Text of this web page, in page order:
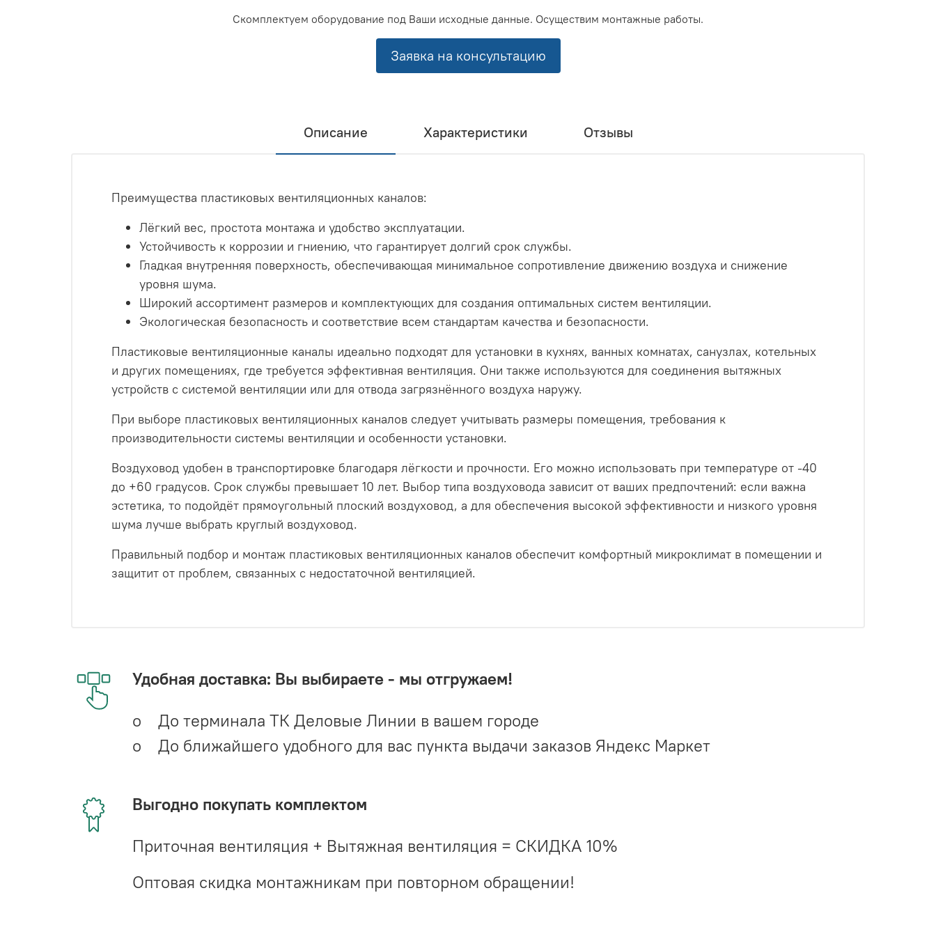
Скомплектуем оборудование под Ваши исходные данные. Осуществим монтажные работы.
Заявка на консультацию
Описание Характеристики Отзывы
Преимущества пластиковых вентиляционных каналов:
Лёгкий вес, простота монтажа и удобство эксплуатации.
Устойчивость к коррозии и гниению, что гарантирует долгий срок службы.
Гладкая внутренняя поверхность, обеспечивающая минимальное сопротивление движению воздуха и снижение
уровня шума.
Широкий ассортимент размеров и комплектующих для создания оптимальных систем вентиляции.
Экологическая безопасность и соответствие всем стандартам качества и безопасности.
Пластиковые вентиляционные каналы идеально подходят для установки в кухнях, ванных комнатах, санузлах, котельных
и других помещениях, где требуется эффективная вентиляция. Они также используются для соединения вытяжных
устройств с системой вентиляции или для отвода загрязнённого воздуха наружу.
При выборе пластиковых вентиляционных каналов следует учитывать размеры помещения, требования к
производительности системы вентиляции и особенности установки.
Воздуховод удобен в транспортировке благодаря лёгкости и прочности. Его можно использовать при температуре от -40
до +60 градусов. Срок службы превышает 10 лет. Выбор типа воздуховода зависит от ваших предпочтений: если важна
эстетика, то подойдёт прямоугольный плоский воздуховод, а для обеспечения высокой эффективности и низкого уровня
шума лучше выбрать круглый воздуховод.
Правильный подбор и монтаж пластиковых вентиляционных каналов обеспечит комфортный микроклимат в помещении и
защитит от проблем, связанных с недостаточной вентиляцией.
Удобная доставка: Вы выбираете - мы отгружаем!
o До терминала ТК Деловые Линии в вашем городе
o До ближайшего удобного для вас пункта выдачи заказов Яндекс Маркет
Выгодно покупать комплектом
Приточная вентиляция + Вытяжная вентиляция = СКИДКА 10%
Оптовая скидка монтажникам при повторном обращении!